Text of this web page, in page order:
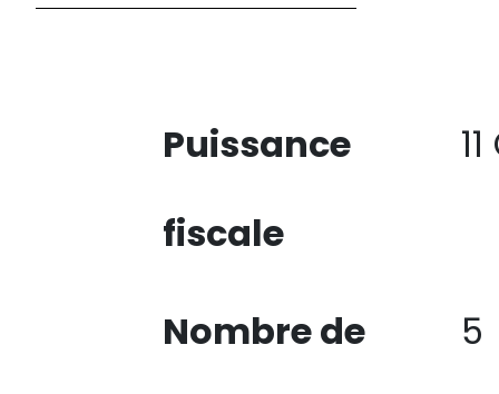
Puissance
fiscale
Nombre de
5